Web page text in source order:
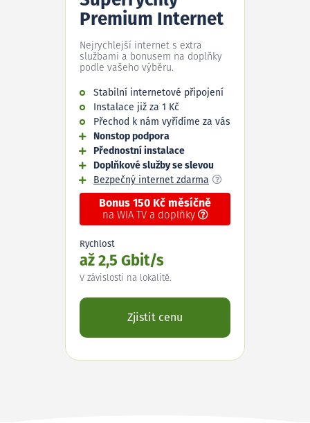
Premium Internet
Nejrychlejší internet s extra
službami a bonusem na doplňky
podle vašeho výběru.
Stabilní internetové připojení
Instalace již za 1 Kč
Přechod k nám vyřídíme za vás
Nonstop podpora
Přednostní instalace
Doplňkové služby se slevou
Bezpečný internet zdarma
Bonus 150 Kč měsíčně
na WIA TV a doplňky
Rychlost
až 2,5 Gbit/s
V závislosti na lokalitě.
Zjistit cenu